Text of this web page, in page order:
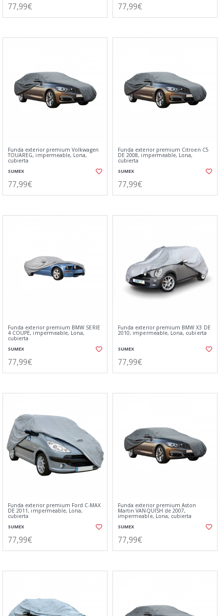
77,99€ 77,99€
Funda exterior premium Volkwagen
TOUAREG, impermeable, Lona,
cubierta
SUMEX
77,99€
Funda exterior premium Citroen C5
DE 2008, impermeable, Lona,
cubierta
SUMEX
77,99€
Funda exterior premium BMW SERIE
4 COUPE, impermeable, Lona,
cubierta
SUMEX
77,99€
Funda exterior premium BMW X3 DE
2010, impermeable, Lona, cubierta
SUMEX
77,99€
Funda exterior premium Ford C-MAX
DE 2011, impermeable, Lona,
cubierta
SUMEX
77,99€
Funda exterior premium Aston
Martin VANQUISH de 2007,
impermeable, Lona, cubierta
SUMEX
77,99€